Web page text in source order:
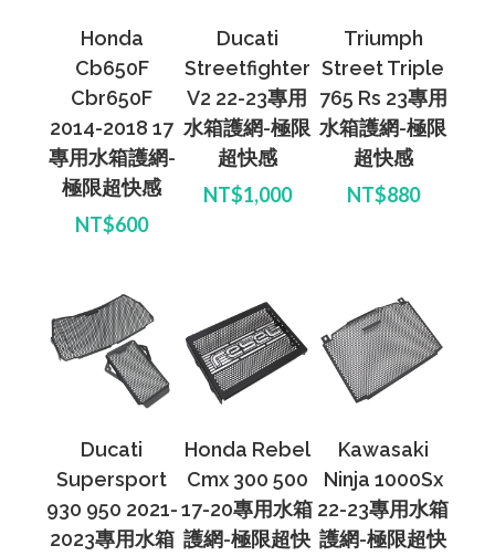
Honda
Cb650F
Cbr650F
2014-2018 17
專用水箱護網-
極限超快感
NT$600
Ducati
Streetfighter
V2 22-23專用
水箱護網-極限
超快感
NT$1,000
Triumph
Street Triple
765 Rs 23專用
水箱護網-極限
超快感
NT$880
Ducati
Supersport
930 950 2021-
2023專用水箱
Honda Rebel
Cmx 300 500
17-20專用水箱
護網-極限超快
Kawasaki
Ninja 1000Sx
22-23專用水箱
護網-極限超快